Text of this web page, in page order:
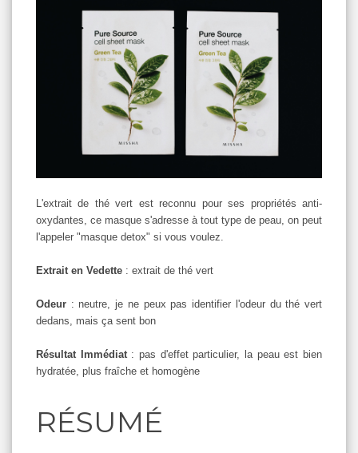
L'extrait de thé vert est reconnu pour ses propriétés anti-
oxydantes, ce masque s'adresse à tout type de peau, on peut
l'appeler "masque detox" si vous voulez.
Extrait en Vedette : extrait de thé vert
Odeur : neutre, je ne peux pas identifier l'odeur du thé vert
dedans, mais ça sent bon
Résultat Immédiat : pas d'effet particulier, la peau est bien
hydratée, plus fraîche et homogène
RÉSUMÉ